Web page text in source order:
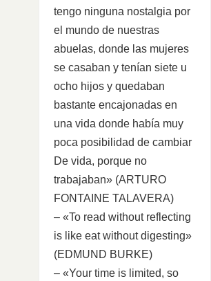
tengo ninguna nostalgia por
el mundo de nuestras
abuelas, donde las mujeres
se casaban y tenían siete u
ocho hijos y quedaban
bastante encajonadas en
una vida donde había muy
poca posibilidad de cambiar
De vida, porque no
trabajaban» (ARTURO
FONTAINE TALAVERA)
– «To read without reflecting
is like eat without digesting»
(EDMUND BURKE)
– «Your time is limited, so